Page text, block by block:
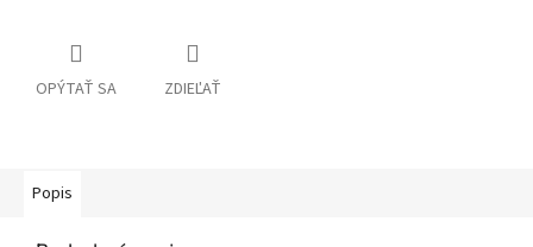
OPÝTAŤ SA ZDIEĽAŤ
Popis